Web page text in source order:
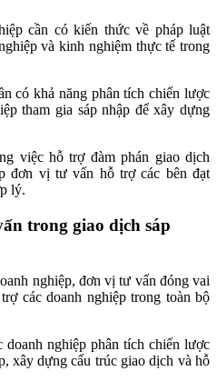
cần có kiến thức về pháp luật
và kinh nghiệm thực tế trong
có khả năng phân tích chiến lược
tham gia sáp nhập để xây dựng
việc hỗ trợ đàm phán giao dịch
đơn vị tư vấn hỗ trợ các bên đạt
lý.
trong giao dịch sáp
nghiệp, đơn vị tư vấn đóng vai
các doanh nghiệp trong toàn bộ
nghiệp phân tích chiến lược
xây dựng cấu trúc giao dịch và hỗ